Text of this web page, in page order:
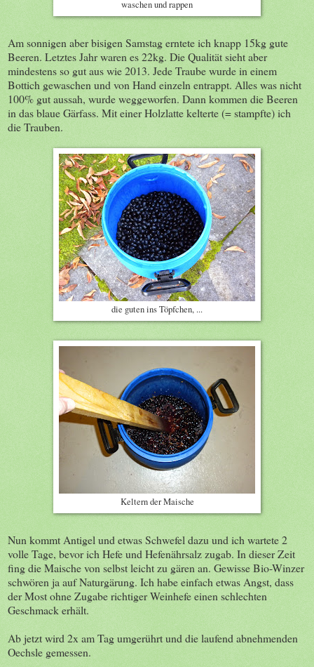
waschen und rappen
Am sonnigen aber bisigen Samstag erntete ich knapp 15kg gute
Beeren. Letztes Jahr waren es 22kg. Die Qualität sieht aber
mindestens so gut aus wie 2013. Jede Traube wurde in einem
Bottich gewaschen und von Hand einzeln entrappt. Alles was nicht
100% gut aussah, wurde weggeworfen. Dann kommen die Beeren
in das blaue Gärfass. Mit einer Holzlatte kelterte (= stampfte) ich
die Trauben.
die guten ins Töpfchen, ...
Keltern der Maische
Nun kommt Antigel und etwas Schwefel dazu und ich wartete 2
volle Tage, bevor ich Hefe und Hefenährsalz zugab. In dieser Zeit
fing die Maische von selbst leicht zu gären an. Gewisse Bio-Winzer
schwören ja auf Naturgärung. Ich habe einfach etwas Angst, dass
der Most ohne Zugabe richtiger Weinhefe einen schlechten
Geschmack erhält.
Ab jetzt wird 2x am Tag umgerührt und die laufend abnehmenden
Oechsle gemessen.